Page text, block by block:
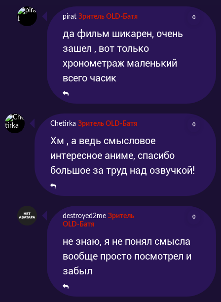
серьёзной угрозой. Не зря же в подземелье
оказался молодой парень, который
мастерски умеет впутываться в
Хотели бы мы сказать, что это аниме можно
будет посмотреть на нашем сайте совсем
скоро, да не можем. Так что, давайте все
вместе ждать премьеры, а сейчас вы можете
поделиться своими ожиданиями в
комментариях.
pirat Зритель OLD-Батя 0
да фильм шикарен, очень
зашел , вот только
хронометраж маленький
всего часик
Chetirka Зритель OLD-Батя 0
Хм , а ведь смысловое
интересное аниме, спасибо
большое за труд над озвучкой!
destroyed2me Зритель
OLD-Батя
0
не знаю, я не понял смысла
вообще просто посмотрел и
забыл